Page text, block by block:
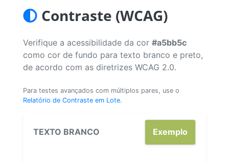
Contraste (WCAG)
Verifique a acessibilidade da cor #a5bb5c
como cor de fundo para texto branco e preto,
de acordo com as diretrizes WCAG 2.0.
Para testes avançados com múltiplos pares, use o
Relatório de Contraste em Lote.
TEXTO BRANCO Exemplo